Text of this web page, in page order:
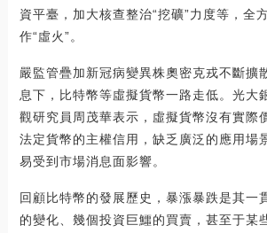
資平臺，加大核查整治“挖礦”力度等，全
作“虛火”。
嚴監管疊加新冠病變異株奧密克戎不斷擴
息下，比特幣等虛擬貨幣一路走低。光大
觀研究員周茂華表示，虛擬貨幣沒有實際
法定貨幣的主權信用，缺乏廣泛的應用場
易受到市場消息面影響。
回顧比特幣的發展歷史，暴漲暴跌是其一
的變化、幾個投資巨鱷的買賣，甚至于某